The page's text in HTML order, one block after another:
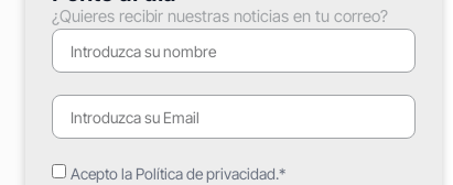
¿Quieres recibir nuestras noticias en tu correo?
Acepto la Política de privacidad.*